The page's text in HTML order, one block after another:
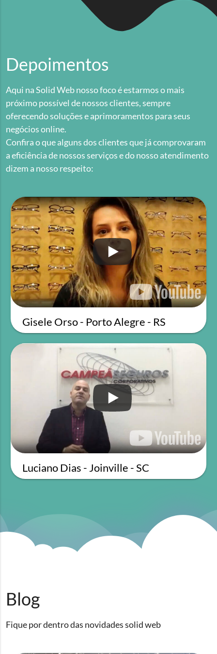
Depoimentos
Aqui na Solid Web nosso foco é estarmos o mais
próximo possível de nossos clientes, sempre
oferecendo soluções e aprimoramentos para seus
negócios online.
Confira o que alguns dos clientes que já comprovaram
a eficiência de nossos serviços e do nosso atendimento
dizem a nosso respeito:
Gisele Orso - Porto Alegre - RS
Luciano Dias - Joinville - SC
Blog
Fique por dentro das novidades solid web